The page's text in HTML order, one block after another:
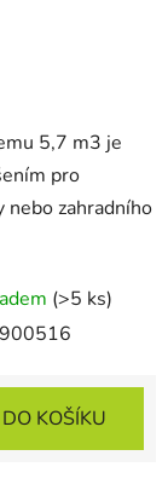
5,7 m3 je
pro
nebo zahradního
(>5 ks)
DO KOŠÍKU